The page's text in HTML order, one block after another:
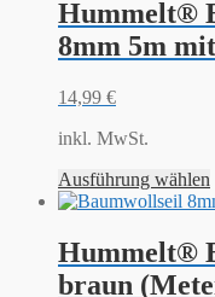
Hummelt®
8mm 5m
14,99 €
inkl. MwSt.
Ausführung wählen
Hummelt®
braun